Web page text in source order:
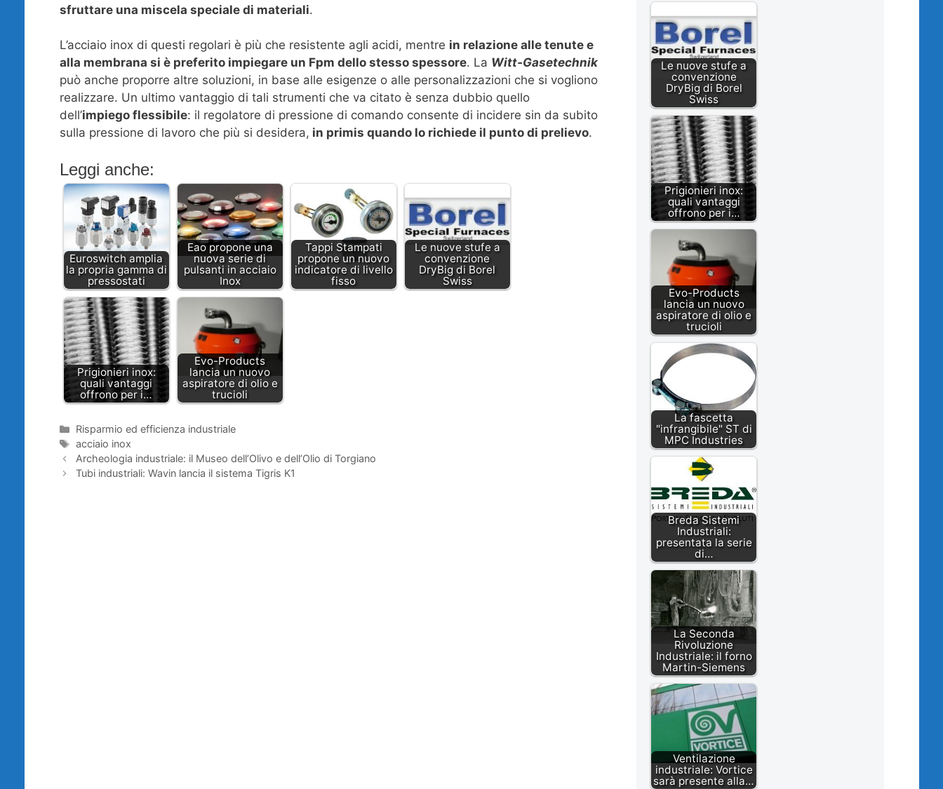
sfruttare una miscela speciale di materiali.
L’acciaio inox di questi regolari è più che resistente agli acidi, mentre in relazione alle tenute e
alla membrana si è preferito impiegare un Fpm dello stesso spessore. La Witt-Gasetechnik
può anche proporre altre soluzioni, in base alle esigenze o alle personalizzazioni che si vogliono
realizzare. Un ultimo vantaggio di tali strumenti che va citato è senza dubbio quello
dell’impiego flessibile: il regolatore di pressione di comando consente di incidere sin da subito
sulla pressione di lavoro che più si desidera, in primis quando lo richiede il punto di prelievo.
Leggi anche:
Euroswitch amplia
la propria gamma di
pressostati
Eao propone una
nuova serie di
pulsanti in acciaio
Inox
Tappi Stampati
propone un nuovo
indicatore di livello
fisso
Le nuove stufe a
convenzione
DryBig di Borel
Swiss
Prigionieri inox:
quali vantaggi
offrono per i…
Evo-Products
lancia un nuovo
aspiratore di olio e
trucioli
Categorie
Risparmio ed efficienza industriale
Tag
acciaio inox
Archeologia industriale: il Museo dell’Olivo e dell’Olio di Torgiano
Tubi industriali: Wavin lancia il sistema Tigris K1
Le nuove stufe a
convenzione
DryBig di Borel
Swiss
Prigionieri inox:
quali vantaggi
offrono per i…
Evo-Products
lancia un nuovo
aspiratore di olio e
trucioli
La fascetta
"infrangibile" ST di
MPC Industries
Breda Sistemi
Industriali:
presentata la serie
di…
La Seconda
Rivoluzione
Industriale: il forno
Martin-Siemens
Ventilazione
industriale: Vortice
sarà presente alla…